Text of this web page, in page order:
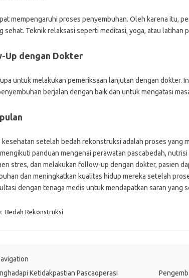
mempengaruhi proses penyembuhan. Oleh karena itu,
sehat. Teknik relaksasi seperti meditasi, yoga, atau latihan
Up dengan Dokter
untuk melakukan pemeriksaan lanjutan dengan dokter.
berjalan dengan baik dan untuk mengatasi
kesehatan setelah bedah rekonstruksi adalah proses yang
panduan mengenai perawatan pascabedah,
stres, dan melakukan follow-up dengan dokter, pasien
dan meningkatkan kualitas hidup mereka setelah
dengan tenaga medis untuk mendapatkan saran yang
Bedah Rekonstruksi
Ketidakpastian Pascaoperasi